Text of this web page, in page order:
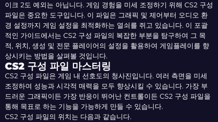
이크 2도 예외는 아닙니다. 게임 경험을 미세 조정하기 위해 CS2 구성
파일은 중요한 도구입니다. 이 파일은 그래픽 및 제어부터 오디오 환
경 설정까지 게임 설정을 최적화하는 열쇠를 쥐고 있습니다. 이 포괄
적인 가이드에서는 CS2 구성 파일의 복잡한 부분을 탐구하여 그 목
적, 위치, 생성 및 전문 플레이어의 설정을 활용하여 게임플레이를 향
상시키는 방법을 살펴볼 것입니다.
CS2 구성 파일 마스터링
CS2 구성 파일은 게임 내 선호도의 청사진입니다. 여러 측면을 미세
조정하여 성능과 시각적 매력을 모두 향상시킬 수 있습니다. 가장 부
드러운 그래픽이든 가장 반응이 뛰어난 컨트롤이든 CS2 구성 파일을
통해 목표로 하는 기능을 가능하게 만들 수 있습니다.
CS2 구성 파일의 위치는 다음과 같습니다.